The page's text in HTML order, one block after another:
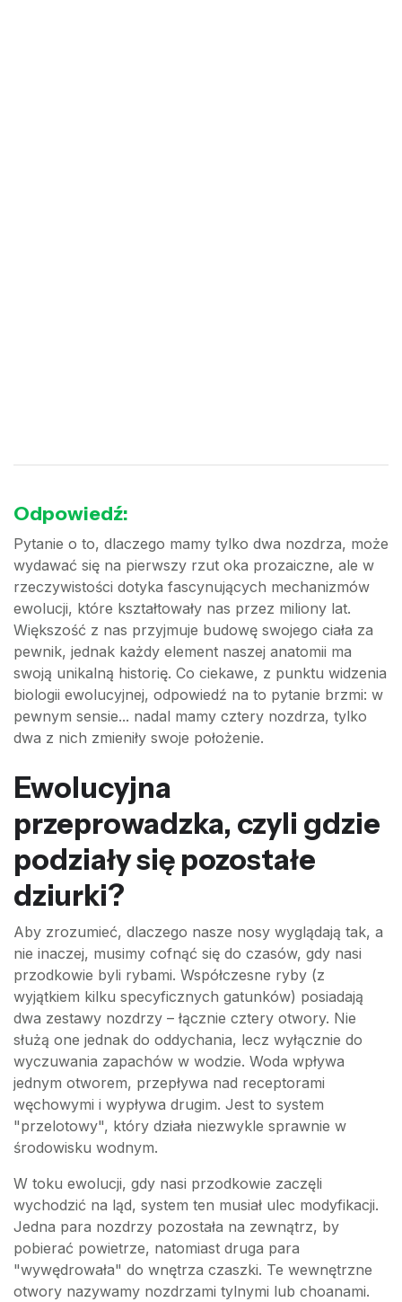
Odpowiedź:
Pytanie o to, dlaczego mamy tylko dwa nozdrza, może
wydawać się na pierwszy rzut oka prozaiczne, ale w
rzeczywistości dotyka fascynujących mechanizmów
ewolucji, które kształtowały nas przez miliony lat.
Większość z nas przyjmuje budowę swojego ciała za
pewnik, jednak każdy element naszej anatomii ma
swoją unikalną historię. Co ciekawe, z punktu widzenia
biologii ewolucyjnej, odpowiedź na to pytanie brzmi: w
pewnym sensie... nadal mamy cztery nozdrza, tylko
dwa z nich zmieniły swoje położenie.
Ewolucyjna
przeprowadzka, czyli gdzie
podziały się pozostałe
dziurki?
Aby zrozumieć, dlaczego nasze nosy wyglądają tak, a
nie inaczej, musimy cofnąć się do czasów, gdy nasi
przodkowie byli rybami. Współczesne ryby (z
wyjątkiem kilku specyficznych gatunków) posiadają
dwa zestawy nozdrzy – łącznie cztery otwory. Nie
służą one jednak do oddychania, lecz wyłącznie do
wyczuwania zapachów w wodzie. Woda wpływa
jednym otworem, przepływa nad receptorami
węchowymi i wypływa drugim. Jest to system
"przelotowy", który działa niezwykle sprawnie w
środowisku wodnym.
W toku ewolucji, gdy nasi przodkowie zaczęli
wychodzić na ląd, system ten musiał ulec modyfikacji.
Jedna para nozdrzy pozostała na zewnątrz, by
pobierać powietrze, natomiast druga para
"wywędrowała" do wnętrza czaszki. Te wewnętrzne
otwory nazywamy nozdrzami tylnymi lub choanami.